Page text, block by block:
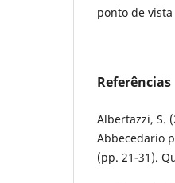
ponto de
Referências
Albertazzi, S.
Abbecedario
(pp. 21-31).